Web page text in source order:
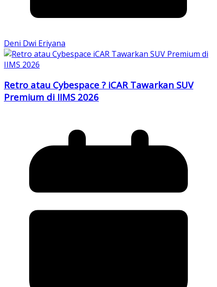
Deni Dwi Eriyana
Retro atau Cybespace ? iCAR Tawarkan SUV
Premium di IIMS 2026